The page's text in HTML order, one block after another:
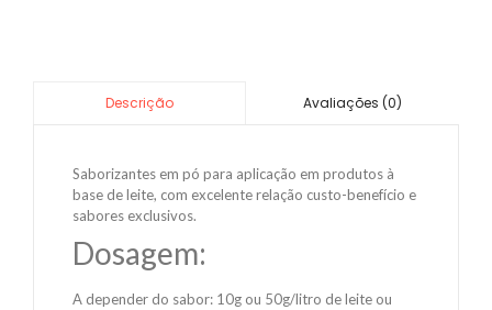
Descrição Avaliações (0)
Saborizantes em pó para aplicação em produtos à
base de leite, com excelente relação custo-benefício e
sabores exclusivos.
Dosagem:
A depender do sabor: 10g ou 50g/litro de leite ou